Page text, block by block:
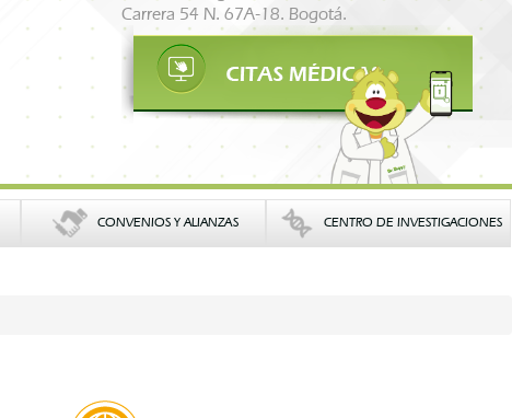
Carrera 54 N. 67A-18. Bogotá.
CONVENIOS Y ALIANZAS CENTRO DE INVESTIGACIONES